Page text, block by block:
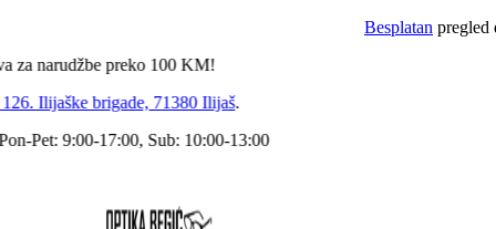
Besplatan pregled
narudžbe preko 100 KM!
Ilijaške brigade, 71380 Ilijaš.
9:00-17:00, Sub: 10:00-13:00